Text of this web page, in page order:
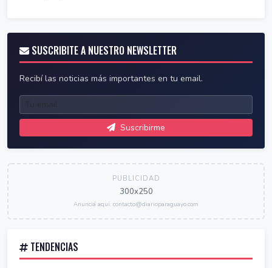
SUSCRIBITE A NUESTRO NEWSLETTER
Recibí las noticias más importantes en tu email.
Suscribirme
PUBLICIDAD
300x250
Anunciá aquí: contacto@diarioparaguayo.com
TENDENCIAS